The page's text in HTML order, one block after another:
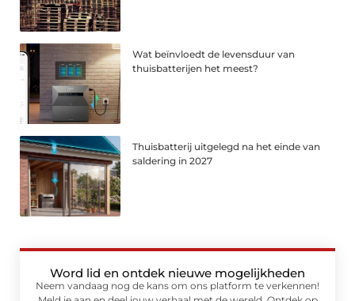
Wat beïnvloedt de levensduur van
thuisbatterijen het meest?
Thuisbatterij uitgelegd na het einde van
saldering in 2027
Word lid en ontdek nieuwe mogelijkheden
Neem vandaag nog de kans om ons platform te verkennen!